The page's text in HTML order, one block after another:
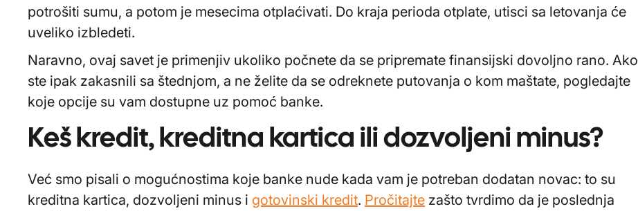
potrošiti sumu, a potom je mesecima otplaćivati. Do kraja perioda otplate, utisci sa letovanja će
uveliko izbledeti.
Naravno, ovaj savet je primenjiv ukoliko počnete da se pripremate finansijski dovoljno rano. Ako
ste ipak zakasnili sa štednjom, a ne želite da se odreknete putovanja o kom maštate, pogledajte
koje opcije su vam dostupne uz pomoć banke.
Keš kredit, kreditna kartica ili dozvoljeni minus?
Već smo pisali o mogućnostima koje banke nude kada vam je potreban dodatan novac: to su
kreditna kartica, dozvoljeni minus i gotovinski kredit. Pročitajte zašto tvrdimo da je poslednja